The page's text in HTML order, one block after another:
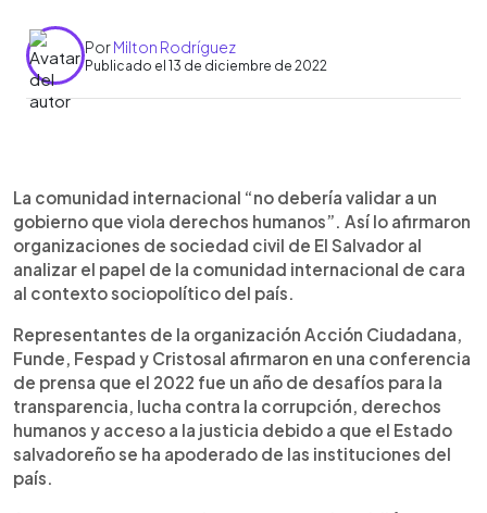
PorMilton Rodríguez
Publicado el 13 de diciembre de 2022
Escuchar artículo
La comunidad internacional “no debería validar a un
gobierno que viola derechos humanos”. Así lo afirmaron
organizaciones de sociedad civil de El Salvador al
analizar el papel de la comunidad internacional de cara
al contexto sociopolítico del país.
Representantes de la organización Acción Ciudadana,
Funde, Fespad y Cristosal afirmaron en una conferencia
de prensa que el 2022 fue un año de desafíos para la
transparencia, lucha contra la corrupción, derechos
humanos y acceso a la justicia debido a que el Estado
salvadoreño se ha apoderado de las instituciones del
país.